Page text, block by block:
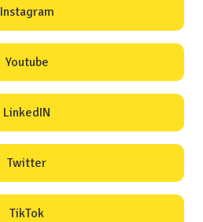
Instagram
Youtube
LinkedIN
Twitter
TikTok